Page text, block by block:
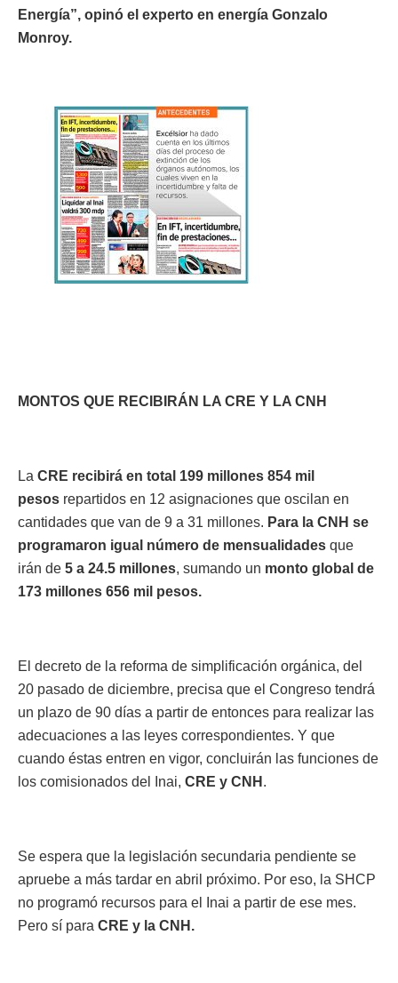
Energía”, opinó el experto en energía Gonzalo
Monroy.
MONTOS QUE RECIBIRÁN LA CRE Y LA CNH
La CRE recibirá en total 199 millones 854 mil
pesos repartidos en 12 asignaciones que oscilan en
cantidades que van de 9 a 31 millones. Para la CNH se
programaron igual número de mensualidades que
irán de 5 a 24.5 millones, sumando un monto global de
173 millones 656 mil pesos.
El decreto de la reforma de simplificación orgánica, del
20 pasado de diciembre, precisa que el Congreso tendrá
un plazo de 90 días a partir de entonces para realizar las
adecuaciones a las leyes correspondientes. Y que
cuando éstas entren en vigor, concluirán las funciones de
los comisionados del Inai, CRE y CNH .
Se espera que la legislación secundaria pendiente se
apruebe a más tardar en abril próximo. Por eso, la SHCP
no programó recursos para el Inai a partir de ese mes.
Pero sí para CRE y la CNH.